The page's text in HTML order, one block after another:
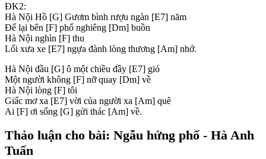
ĐK2:
Hà Nội Hồ [G] Gươm bình rượu ngàn [E7] năm
Để lại bên [F] phố nghiêng [Dm] buồn
Hà Nội nghìn [F] thu
Lối xưa xe [E7] ngựa đành lòng thương [Am] nhớ.
Hà Nội đầu [G] ô một chiều đầy [E7] gió
Một người không [F] nỡ quay [Dm] về
Hà Nội lòng [F] tôi
Giấc mơ xa [E7] vời của người xa [Am] quê
Ai [F] ơi sống [G] gửi thác [Am] về.
Thảo luận cho bài: Ngẫu hứng phố - Hà Anh
Tuấn